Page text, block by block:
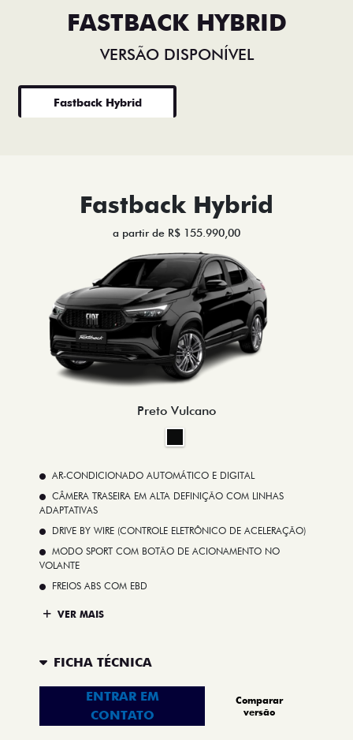
FASTBACK HYBRID
VERSÃO DISPONÍVEL
Fastback Hybrid
Fastback Hybrid
a partir de R$ 155.990,00
Preto Vulcano
AR-CONDICIONADO AUTOMÁTICO E DIGITAL
CÂMERA TRASEIRA EM ALTA DEFINIÇÃO COM LINHAS
ADAPTATIVAS
DRIVE BY WIRE (CONTROLE ELETRÔNICO DE ACELERAÇÃO)
MODO SPORT COM BOTÃO DE ACIONAMENTO NO
VOLANTE
FREIOS ABS COM EBD
VER MAIS
FICHA TÉCNICA
ENTRAR EM
CONTATO
Comparar
versão